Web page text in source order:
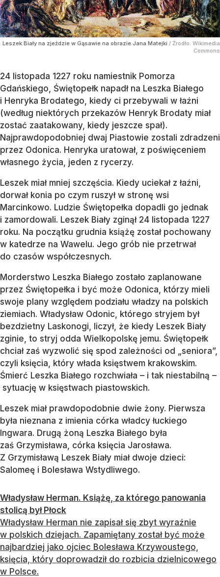
Leszek Biały na zjeździe w Gąsawie na obrazie Jana Matejki / Źródło: Wikimedia
Commons
24 listopada 1227 roku namiestnik Pomorza
Gdańskiego, Świętopełk napadł na Leszka Białego
i Henryka Brodatego, kiedy ci przebywali w łaźni
(według niektórych przekazów Henryk Brodaty miał
zostać zaatakowany, kiedy jeszcze spał).
Najprawdopodobniej dwaj Piastowie zostali zdradzeni
przez Odonica. Henryka uratował, z poświęceniem
własnego życia, jeden z rycerzy.
Leszek miał mniej szczęścia. Kiedy uciekał z łaźni,
dorwał konia po czym ruszył w stronę wsi
Marcinkowo. Ludzie Świętopełka dopadli go jednak
i zamordowali. Leszek Biały zginął 24 listopada 1227
roku. Na początku grudnia książę został pochowany
w katedrze na Wawelu. Jego grób nie przetrwał
do czasów współczesnych.
Morderstwo Leszka Białego zostało zaplanowane
przez Świętopełka i być może Odonica, którzy mieli
swoje plany względem podziału władzy na polskich
ziemiach. Władysław Odonic, którego stryjem był
bezdzietny Laskonogi, liczył, że kiedy Leszek Biały
zginie, to stryj odda Wielkopolskę jemu. Świętopełk
chciał zaś wyzwolić się spod zależności od „seniora”,
czyli księcia, który włada księstwem krakowskim.
Śmierć Leszka Białego rozchwiała – i tak niestabilną –
sytuację w księstwach piastowskich.
Leszek miał prawdopodobnie dwie żony. Pierwsza
była nieznana z imienia córka władcy łuckiego
Ingwara. Drugą żoną Leszka Białego była
zaś Grzymisława, córka księcia Jarosława.
Z Grzymisławą Leszek Biały miał dwoje dzieci:
Salomeę i Bolesława Wstydliwego.
Władysław Herman. Książę, za którego panowania
stolicą był Płock
Władysław Herman nie zapisał się zbyt wyraźnie
w polskich dziejach. Zapamiętany został być może
najbardziej jako ojciec Bolesława Krzywoustego,
księcia, który doprowadził do rozbicia dzielnicowego
w Polsce.